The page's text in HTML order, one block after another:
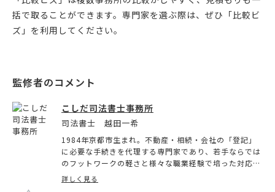
括で取ることができます。専門家を選ぶ際は、ぜひ「比較ビ
ズ」を利用してください。
こしだ司法書士事務所
司法書士 越田一希
1984年京都市生まれ。不動産・相続・会社の「登記」
に必要な手続きを代理する専門家であり、若手ならでは
のフットワークの軽さと様々な職業経験で培った対応力
を持つ法務大臣認定司法書士。自身が法律知識ゼロで資
詳しく見る